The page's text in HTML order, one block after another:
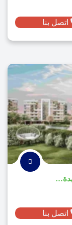
اتصل بنا
كمبوند ريفر ديستريكت العاصمة الإدارية الجديدة - River District
اتصل بنا